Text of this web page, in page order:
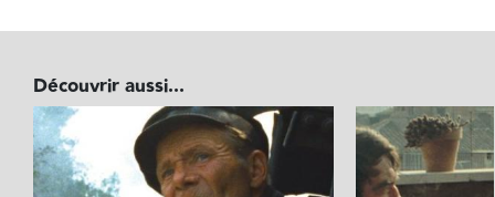
Découvrir aussi...